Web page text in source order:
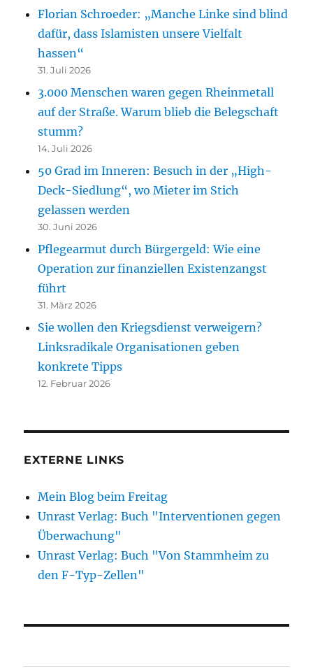
Florian Schroeder: „Manche Linke sind blind
dafür, dass Islamisten unsere Vielfalt
hassen“
31. Juli 2026
3.000 Menschen waren gegen Rheinmetall
auf der Straße. Warum blieb die Belegschaft
stumm?
14. Juli 2026
50 Grad im Inneren: Besuch in der „High-
Deck-Siedlung“, wo Mieter im Stich
gelassen werden
30. Juni 2026
Pflegearmut durch Bürgergeld: Wie eine
Operation zur finanziellen Existenzangst
führt
31. März 2026
Sie wollen den Kriegsdienst verweigern?
Linksradikale Organisationen geben
konkrete Tipps
12. Februar 2026
EXTERNE LINKS
Mein Blog beim Freitag
Unrast Verlag: Buch "Interventionen gegen
Überwachung"
Unrast Verlag: Buch "Von Stammheim zu
den F-Typ-Zellen"